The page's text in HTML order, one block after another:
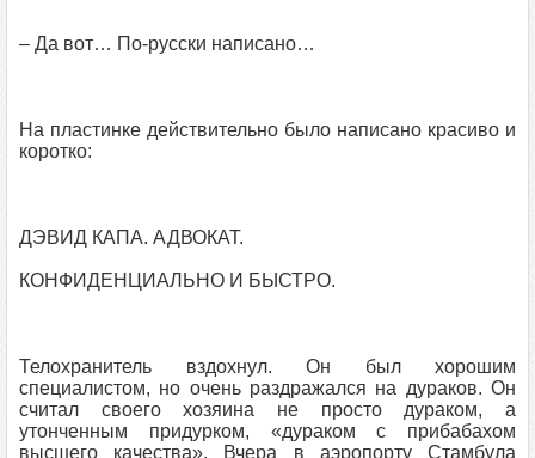
– Да вот… По-русски написано…
На пластинке действительно было написано красиво и
коротко:
ДЭВИД КАПА. АДВОКАТ.
КОНФИДЕНЦИАЛЬНО И БЫСТРО.
Телохранитель вздохнул. Он был хорошим
специалистом, но очень раздражался на дураков. Он
считал своего хозяина не просто дураком, а
утонченным придурком, «дураком с прибабахом
высшего качества». Вчера в аэропорту Стамбула